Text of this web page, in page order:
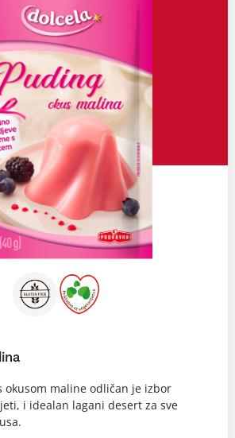
okusom maline odličan je izbor
i idealan lagani desert za sve